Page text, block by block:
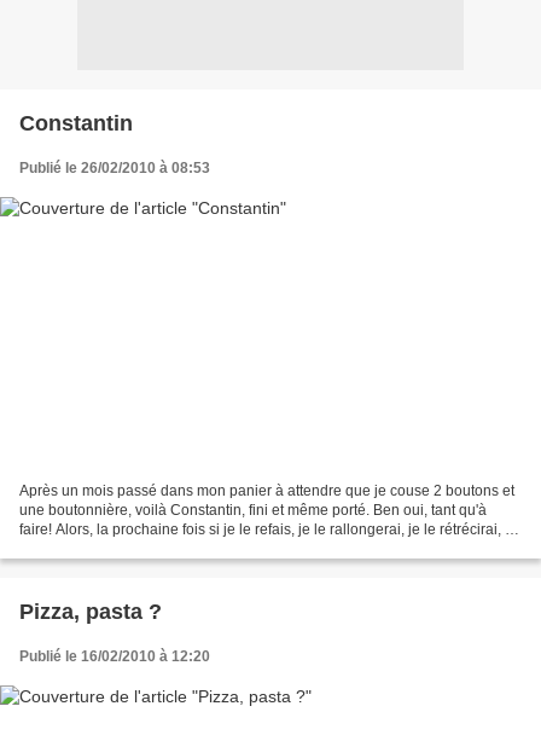
Constantin
Publié le 26/02/2010 à 08:53
Après un mois passé dans mon panier à attendre que je couse 2 boutons et
une boutonnière, voilà Constantin, fini et même porté. Ben oui, tant qu'à
faire! Alors, la prochaine fois si je le refais, je le rallongerai, je le rétrécirai, et
Pizza, pasta ?
Publié le 16/02/2010 à 12:20